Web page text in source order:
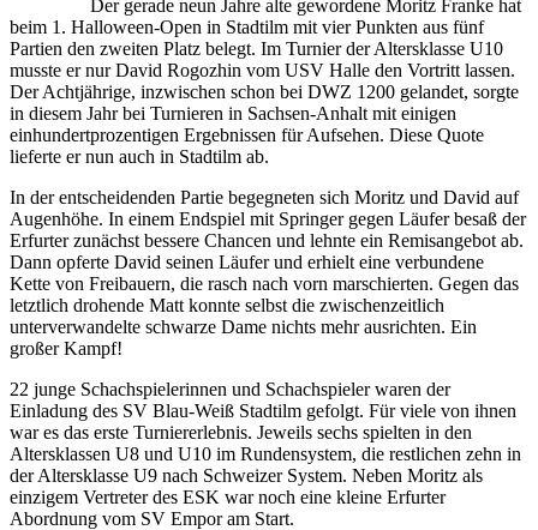
Der gerade neun Jahre alte gewordene Moritz Franke hat
beim 1. Halloween-Open in Stadtilm mit vier Punkten aus fünf
Partien den zweiten Platz belegt. Im Turnier der Altersklasse U10
musste er nur David Rogozhin vom USV Halle den Vortritt lassen.
Der Achtjährige, inzwischen schon bei DWZ 1200 gelandet, sorgte
in diesem Jahr bei Turnieren in Sachsen-Anhalt mit einigen
einhundertprozentigen Ergebnissen für Aufsehen. Diese Quote
lieferte er nun auch in Stadtilm ab.
In der entscheidenden Partie begegneten sich Moritz und David auf
Augenhöhe. In einem Endspiel mit Springer gegen Läufer besaß der
Erfurter zunächst bessere Chancen und lehnte ein Remisangebot ab.
Dann opferte David seinen Läufer und erhielt eine verbundene
Kette von Freibauern, die rasch nach vorn marschierten. Gegen das
letztlich drohende Matt konnte selbst die zwischenzeitlich
unterverwandelte schwarze Dame nichts mehr ausrichten. Ein
großer Kampf!
22 junge Schachspielerinnen und Schachspieler waren der
Einladung des SV Blau-Weiß Stadtilm gefolgt. Für viele von ihnen
war es das erste Turniererlebnis. Jeweils sechs spielten in den
Altersklassen U8 und U10 im Rundensystem, die restlichen zehn in
der Altersklasse U9 nach Schweizer System. Neben Moritz als
einzigem Vertreter des ESK war noch eine kleine Erfurter
Abordnung vom SV Empor am Start.